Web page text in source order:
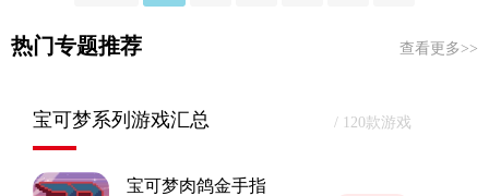
热门专题推荐 查看更多>>
宝可梦系列游戏汇总 / 120款游戏
宝可梦肉鸽金手指